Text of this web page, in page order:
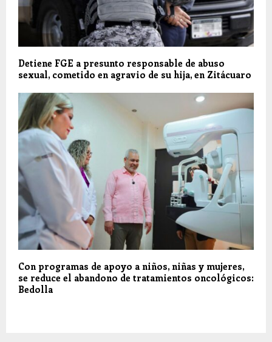
Detiene FGE a presunto responsable de abuso
sexual, cometido en agravio de su hija, en Zitácuaro
Con programas de apoyo a niños, niñas y mujeres,
se reduce el abandono de tratamientos oncológicos:
Bedolla